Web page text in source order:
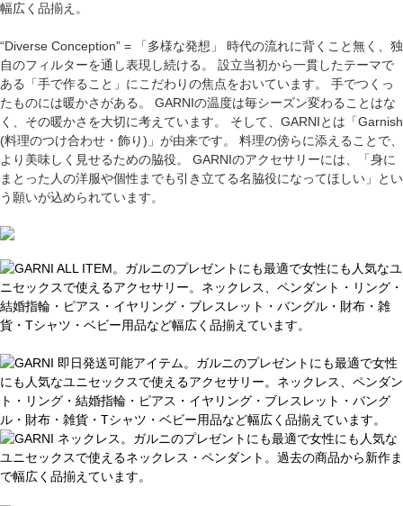
幅広く品揃え。
“Diverse Conception” = 「多様な発想」 時代の流れに背くこと無く、独
自のフィルターを通し表現し続ける。 設立当初から一貫したテーマで
ある「手で作ること」にこだわりの焦点をおいています。 手でつくっ
たものには暖かさがある。 GARNIの温度は毎シーズン変わることはな
く、その暖かさを大切に考えています。 そして、GARNIとは「Garnish
(料理のつけ合わせ・飾り)」が由来です。 料理の傍らに添えることで、
より美味しく見せるための脇役。 GARNIのアクセサリーには、「身に
まとった人の洋服や個性までも引き立てる名脇役になってほしい」とい
う願いが込められています。